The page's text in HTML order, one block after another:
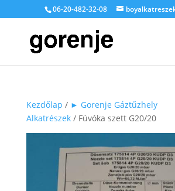
06-20-482-32-08
Kezdőlap / ► Gorenje Gáztűzhely
Alkatrészek/ Fúvóka szett G20/20